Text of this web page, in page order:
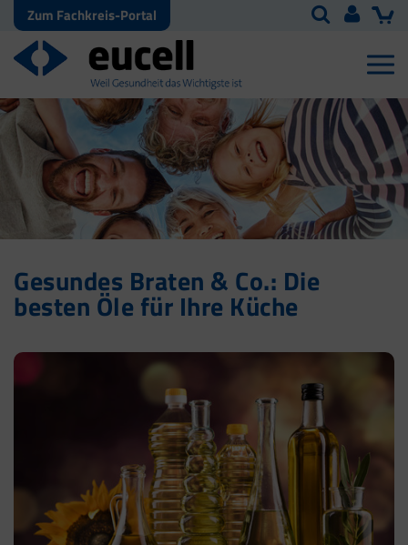
Zum Fachkreis-Portal
Gesundes Braten & Co.: Die
besten Öle für Ihre Küche